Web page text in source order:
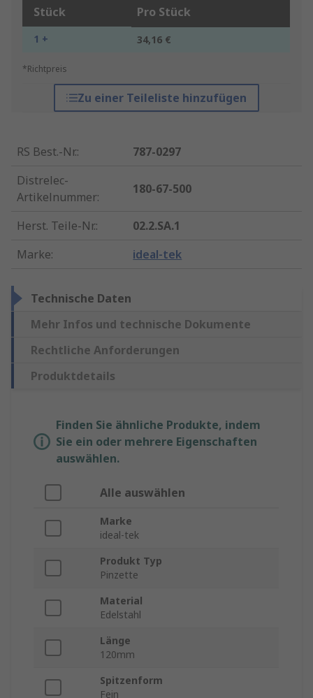
Stück Pro Stück
1 + 34,16 €
*Richtpreis
Zu einer Teileliste hinzufügen
RS Best.-Nr.:
787-0297
Distrelec-
Artikelnummer:
180-67-500
Herst. Teile-Nr.:
02.2.SA.1
Marke: ideal-tek
Technische Daten
Mehr Infos und technische Dokumente
Rechtliche Anforderungen
Produktdetails
Finden Sie ähnliche Produkte, indem
Sie ein oder mehrere Eigenschaften
auswählen.
Alle auswählen
Marke
ideal-tek
Produkt Typ
Pinzette
Material
Edelstahl
Länge
120mm
Spitzenform
Fein